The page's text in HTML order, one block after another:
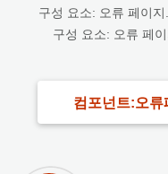
구성 요소: 오류 페이
구성 요소: 오류 페
컴포넌트:오류